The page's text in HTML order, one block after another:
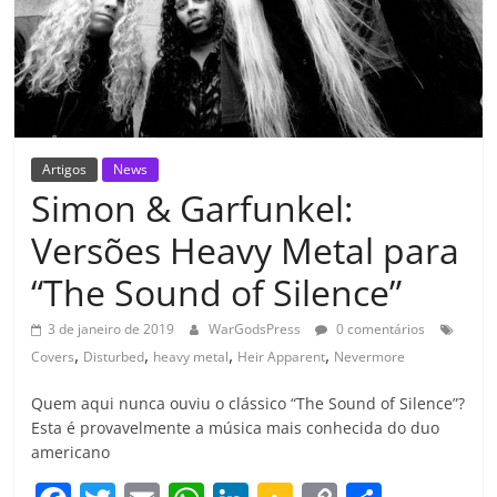
Artigos News
Simon & Garfunkel:
Versões Heavy Metal para
“The Sound of Silence”
3 de janeiro de 2019 WarGodsPress
0 comentários
Covers, Disturbed, heavy metal, Heir Apparent, Nevermore
Quem aqui nunca ouviu o clássico “The Sound of Silence”?
Esta é provavelmente a música mais conhecida do duo
americano